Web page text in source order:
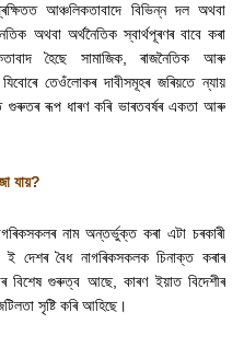
আঞ্চলিকতাবাদে বিভিন্ন দল অথবা
অথবা অৰ্থনৈতিক স্বার্থপূৰণৰ বাবে কৰা
হৈছে সামাজিক,ৰাজনৈতিক আৰু
যিবোৰে তেওঁলোকৰ দাবীসমূহৰ জৰিয়তে ন্যায়
গুৰুতৰ ৰূপ ধাৰণ কৰি ভাৰতবৰ্ষৰ একতা আৰু
যায়?
নাম অন্তর্ভুক্ত কৰা এটা চৰকাৰী
ই দেশৰ বৈধ নাগৰিকসকলকচিনাক্ত কৰাৰ
বিশেষ গুৰুত্ব আছে,কাৰণ ইয়াত বিদেশীৰ
সৃষ্টি কৰি আহিছে।